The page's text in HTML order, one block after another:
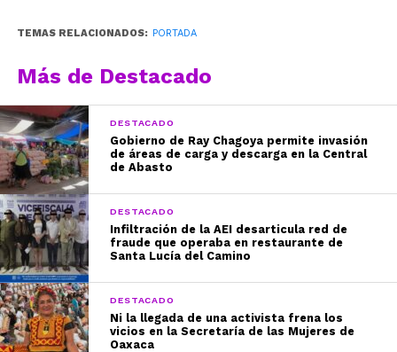
TEMAS RELACIONADOS: PORTADA
Más de Destacado
DESTACADO
Gobierno de Ray Chagoya permite invasión
de áreas de carga y descarga en la Central
de Abasto
DESTACADO
Infiltración de la AEI desarticula red de
fraude que operaba en restaurante de
Santa Lucía del Camino
DESTACADO
Ni la llegada de una activista frena los
vicios en la Secretaría de las Mujeres de
Oaxaca